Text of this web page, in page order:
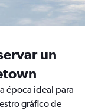
un
época ideal para
gráfico de